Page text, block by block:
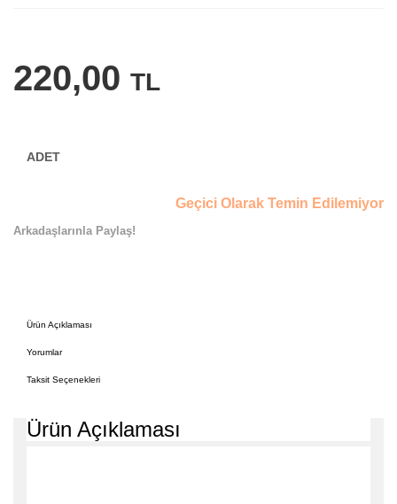
220,00 TL
Geçici Olarak Temin Edilemiyor
Arkadaşlarınla Paylaş!
Ürün Açıklaması
Yorumlar
Taksit Seçenekleri
Ürün Açıklaması